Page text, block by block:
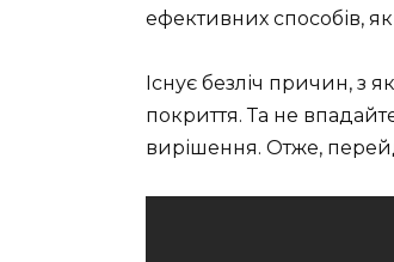
ефективних способів,
Існує безліч причин, з
покриття. Та не
вирішення. Отже,